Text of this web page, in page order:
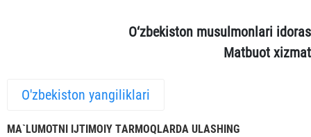
O‘zbekiston musulmonlari
Matbuot
O'zbekiston yangiliklari
MА`LUMOTNI IJTIMOIY TАRMOQLАRDА ULАSHING